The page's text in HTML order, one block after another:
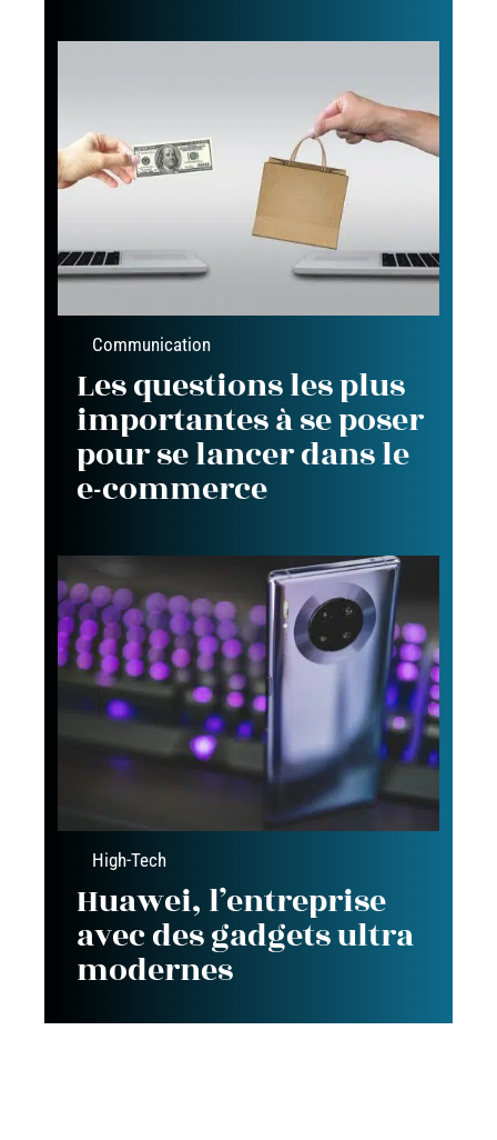
Communication
Les questions les plus
importantes à se poser
pour se lancer dans le
e-commerce
High-Tech
Huawei, l’entreprise
avec des gadgets ultra
modernes